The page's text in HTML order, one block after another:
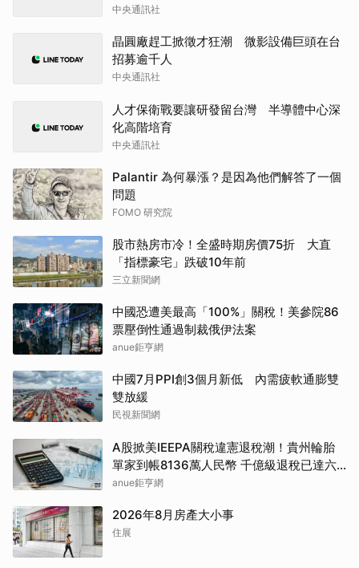
中央通訊社
晶圓廠趕工掀徵才狂潮 微影設備巨頭在台
招募逾千人
中央通訊社
人才保衛戰要讓研發留台灣 半導體中心深
化高階培育
中央通訊社
Palantir 為何暴漲？是因為他們解答了一個
問題
FOMO 研究院
股市熱房市冷！全盛時期房價75折 大直
「指標豪宅」跌破10年前
三立新聞網
中國恐遭美最高「100%」關稅！美參院86
票壓倒性通過制裁俄伊法案
anue鉅亨網
中國7月PPI創3個月新低 內需疲軟通膨雙
雙放緩
民視新聞網
A股掀美IEEPA關稅違憲退稅潮！貴州輪胎
單家到帳8136萬人民幣 千億級退稅已達六
成
anue鉅亨網
2026年8月房產大小事
住展